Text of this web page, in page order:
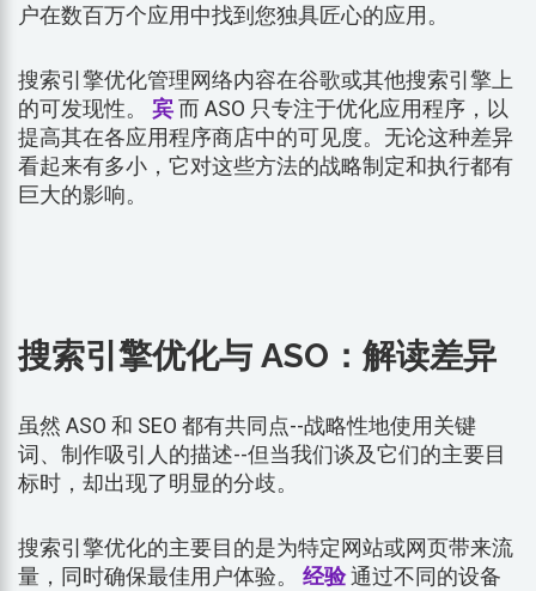
户在数百万个应用中找到您独具匠心的应用。
搜索引擎优化管理网络内容在谷歌或其他搜索引擎上
的可发现性。 宾而 ASO 只专注于优化应用程序，以
提高其在各应用程序商店中的可见度。无论这种差异
看起来有多小，它对这些方法的战略制定和执行都有
巨大的影响。
搜索引擎优化与 ASO：解读差异
虽然 ASO 和 SEO 都有共同点--战略性地使用关键
词、制作吸引人的描述--但当我们谈及它们的主要目
标时，却出现了明显的分歧。
搜索引擎优化的主要目的是为特定网站或网页带来流
量，同时确保最佳用户体验。 经验通过不同的设备